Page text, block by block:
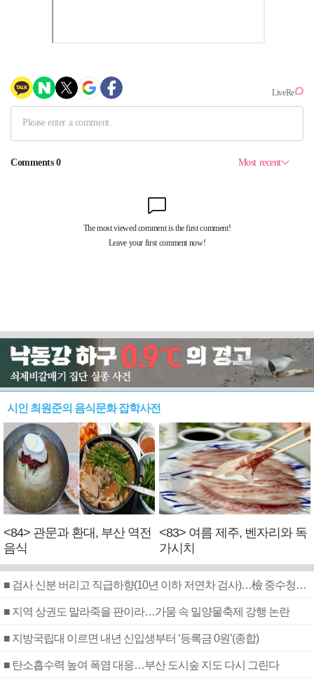
시인 최원준의 음식문화 잡학사전
<84> 관문과 환대, 부산 역전
음식
<83> 여름 제주, 벤자리와 독
가시치
■ 검사 신분 버리고 직급하향(10년 이하 저연차 검사)…檢 중수청행 기피
■ 지역 상권도 말라죽을 판이라…가뭄 속 밀양물축제 강행 논란
■ 지방국립대 이르면 내년 신입생부터 ‘등록금 0원’(종합)
■ 탄소흡수력 높여 폭염 대응…부산 도시숲 지도 다시 그린다